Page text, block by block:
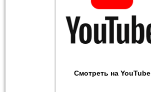
Смотреть на YouTube